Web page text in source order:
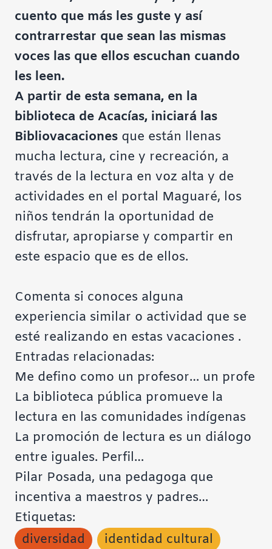
cuento que más les guste y así
contrarrestar que sean las mismas
voces las que ellos escuchan cuando
les leen.
A partir de esta semana, en la
biblioteca de Acacías, iniciará las
Bibliovacaciones que están llenas
mucha lectura, cine y recreación, a
través de la lectura en voz alta y de
actividades en el portal Maguaré, los
niños tendrán la oportunidad de
disfrutar, apropiarse y compartir en
este espacio que es de ellos.
Comenta si conoces alguna
experiencia similar o actividad que se
esté realizando en estas vacaciones .
Entradas relacionadas:
Me defino como un profesor… un profe
La biblioteca pública promueve la
lectura en las comunidades indígenas
La promoción de lectura es un diálogo
entre iguales. Perfil…
Pilar Posada, una pedagoga que
incentiva a maestros y padres…
Etiquetas:
diversidad
identidad cultural